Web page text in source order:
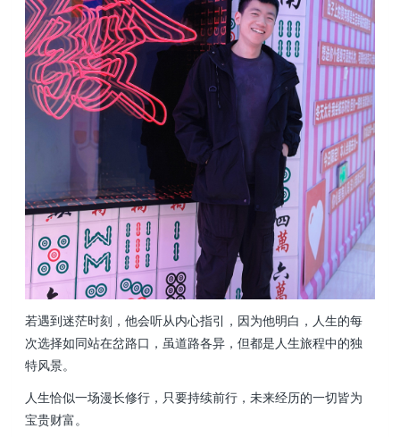
若遇到迷茫时刻，他会听从内心指引，因为他明白，人生的每
次选择如同站在岔路口，虽道路各异，但都是人生旅程中的独
特风景。
人生恰似一场漫长修行，只要持续前行，未来经历的一切皆为
宝贵财富。